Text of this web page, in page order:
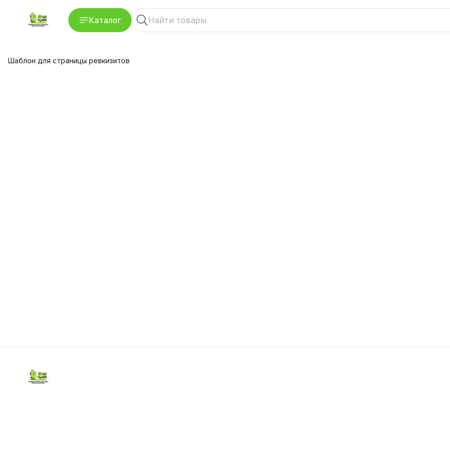
Каталог
Шаблон для страницы ревкизитов